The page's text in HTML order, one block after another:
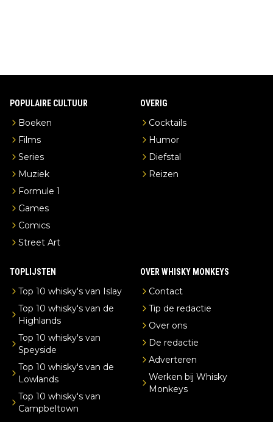
POPULAIRE CULTUUR
Boeken
Films
Series
Muziek
Formule 1
Games
Comics
Street Art
OVERIG
Cocktails
Humor
Diefstal
Reizen
TOPLIJSTEN
Top 10 whisky's van Islay
Top 10 whisky's van de
Highlands
Top 10 whisky's van
Speyside
Top 10 whisky's van de
Lowlands
Top 10 whisky's van
Campbeltown
OVER WHISKY MONKEYS
Contact
Tip de redactie
Over ons
De redactie
Adverteren
Werken bij Whisky
Monkeys